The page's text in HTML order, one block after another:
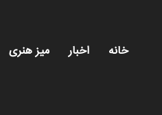
خانه اخبار میز هنری